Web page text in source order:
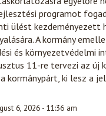
programot
ülést
A kormány
és környezetvédelmi
11-re tervezi az új
kormánypárt, ki lesz a
6, 2026 - 11:36 am